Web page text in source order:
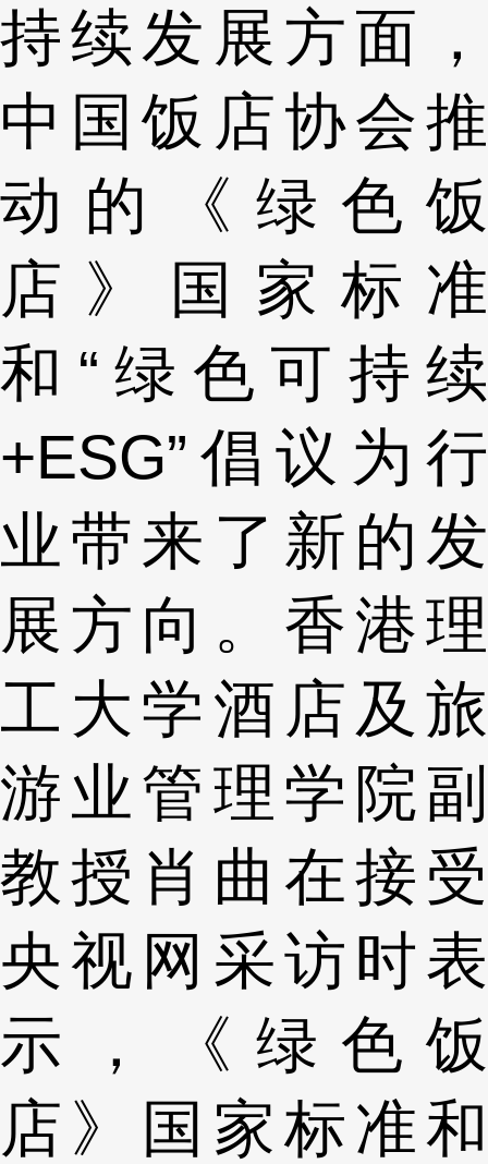
持续发展方面，
中国饭店协会推
动的《绿色饭
店》国家标准
和“绿色可持续
+ESG”倡议为行
业带来了新的发
展方向。香港理
工大学酒店及旅
游业管理学院副
教授肖曲在接受
央视网采访时表
示，《绿色饭
店》国家标准和